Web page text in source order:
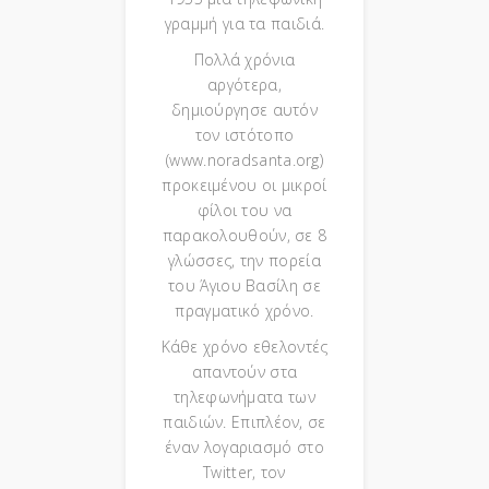
γραμμή για τα παιδιά.
Πολλά χρόνια
αργότερα,
δημιούργησε αυτόν
τον ιστότοπο
(www.noradsanta.org)
προκειμένου οι μικροί
φίλοι του να
παρακολουθούν, σε 8
γλώσσες, την πορεία
του Άγιου Βασίλη σε
πραγματικό χρόνο.
Κάθε χρόνο εθελοντές
απαντούν στα
τηλεφωνήματα των
παιδιών. Επιπλέον, σε
έναν λογαριασμό στο
Twitter, τον